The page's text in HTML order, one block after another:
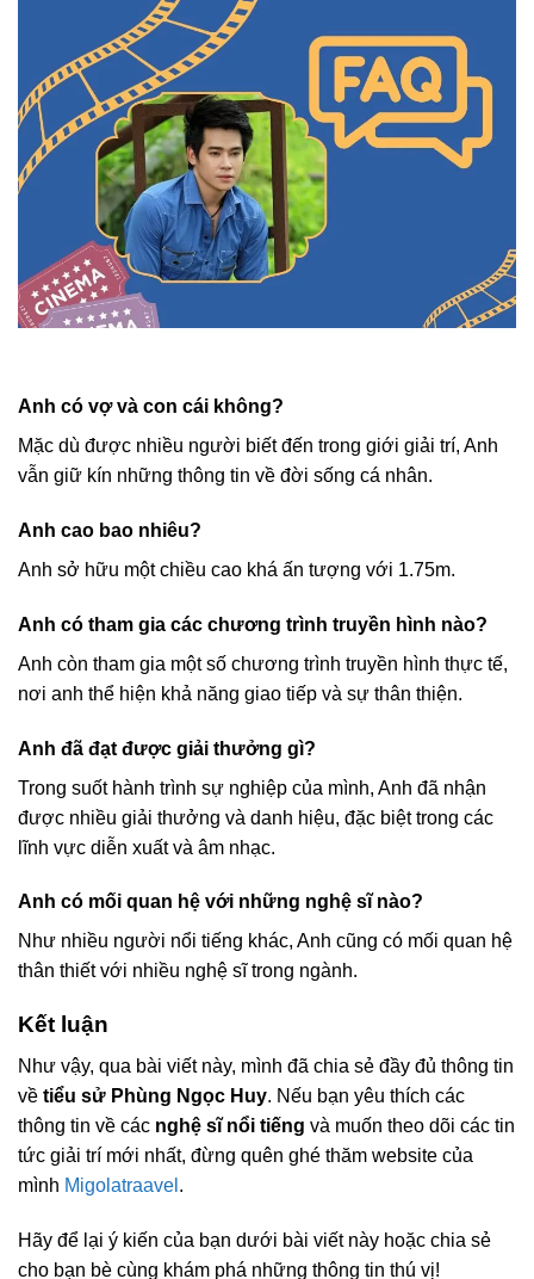
Anh có vợ và con cái không?
Mặc dù được nhiều người biết đến trong giới giải trí, Anh
vẫn giữ kín những thông tin về đời sống cá nhân.
Anh cao bao nhiêu?
Anh sở hữu một chiều cao khá ấn tượng với 1.75m.
Anh có tham gia các chương trình truyền hình nào?
Anh còn tham gia một số chương trình truyền hình thực tế,
nơi anh thể hiện khả năng giao tiếp và sự thân thiện.
Anh đã đạt được giải thưởng gì?
Trong suốt hành trình sự nghiệp của mình, Anh đã nhận
được nhiều giải thưởng và danh hiệu, đặc biệt trong các
lĩnh vực diễn xuất và âm nhạc.
Anh có mối quan hệ với những nghệ sĩ nào?
Như nhiều người nổi tiếng khác, Anh cũng có mối quan hệ
thân thiết với nhiều nghệ sĩ trong ngành.
Kết luận
Như vậy, qua bài viết này, mình đã chia sẻ đầy đủ thông tin
về tiểu sử Phùng Ngọc Huy. Nếu bạn yêu thích các
thông tin về các nghệ sĩ nổi tiếng và muốn theo dõi các tin
tức giải trí mới nhất, đừng quên ghé thăm website của
mình Migolatraavel .
Hãy để lại ý kiến của bạn dưới bài viết này hoặc chia sẻ
cho bạn bè cùng khám phá những thông tin thú vị!